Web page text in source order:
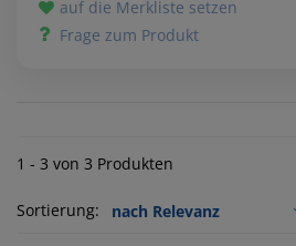
auf die Merkliste setzen
Frage zum Produkt
1 - 3 von 3 Produkten
Sortierung: